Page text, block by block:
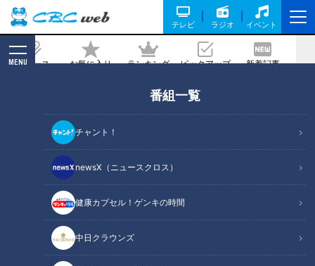
テレビ ラジオ イベント
ニュース お気に入り ランキング ピックアップ 新着記事
MENU
番組一覧
チャント！
newsX（ニュースクロス）
健康カプセル！ゲンキの時間
中日クラウンズ
ピー３分クッキング】
2025/07/26 18:00